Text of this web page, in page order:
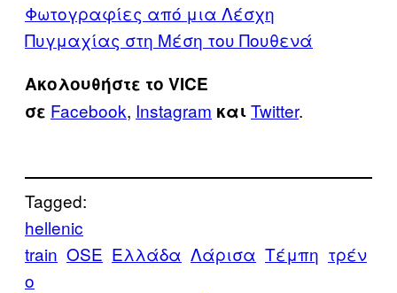
Φωτογραφίες από μια Λέσχη
Πυγμαχίας στη Μέση του Πουθενά
Ακολουθήστε το VICE
σε Facebook, Instagram καιTwitter.
Tagged:
hellenic
train OSE Ελλάδα Λάρισα Τέμπη τρέν
ο